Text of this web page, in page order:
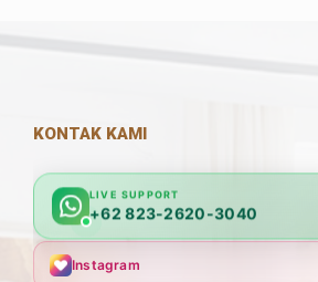
KONTAK KAMI
LIVE SUPPORT
+62 823-2620-3040
Instagram